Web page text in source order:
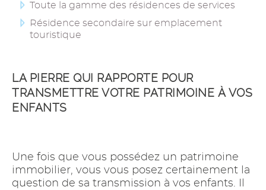
Toute la gamme des résidences de services
Résidence secondaire sur emplacement
touristique
LA PIERRE QUI RAPPORTE POUR
TRANSMETTRE VOTRE PATRIMOINE À VOS
ENFANTS
Une fois que vous possédez un patrimoine
immobilier, vous vous posez certainement la
question de sa transmission à vos enfants. Il